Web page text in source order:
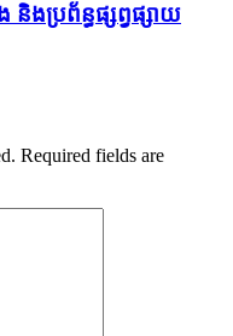
ងប្រព័ន្ធផ្សព្វផ្សាយ
Required fields are